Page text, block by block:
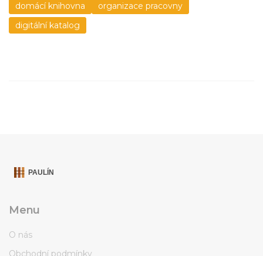
domácí knihovna
organizace pracovny
digitální katalog
Menu
O nás
Obchodní podmínky